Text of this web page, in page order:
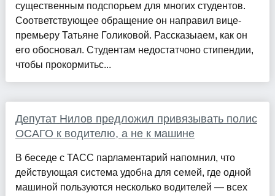
существенным подспорьем для многих студентов.
Соответствующее обращение он направил вице-
премьеру Татьяне Голиковой. Рассказыаем, как он
его обосновал. Студентам недостатчоно стипендии,
чтобы прокормитьс...
Депутат Нилов предложил привязывать полис
ОСАГО к водителю, а не к машине
В беседе с ТАСС парламентарий напомнил, что
действующая система удобна для семей, где одной
машиной пользуются несколько водителей — всех